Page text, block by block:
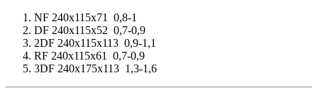
NF 240x115x71 0,8-1
DF 240x115x52 0,7-0,9
2DF 240x115x113 0,9-1,1
RF 240x115x61 0,7-0,9
3DF 240x175x113 1,3-1,6